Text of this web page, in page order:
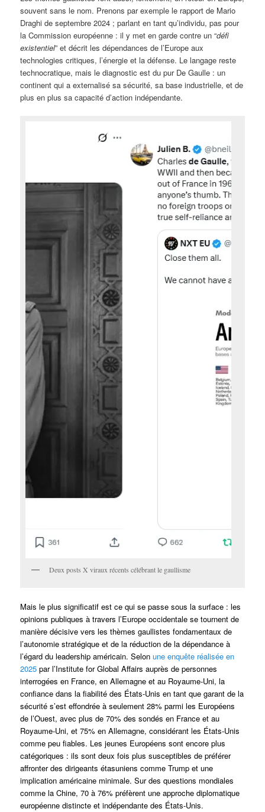
souvent sans le nom. Prenons par exemple le rapport de Mario
Draghi de septembre 2024 ; parlant en tant qu’individu, pas pour
la Commission européenne : il y met en garde contre un “défi
existentiel” et décrit les dépendances de l’Europe aux
technologies critiques, l’énergie et la défense. Le langage reste
technocratique, mais le diagnostic est du pur De Gaulle : un
continent qui a externalisé sa sécurité, sa base industrielle, et de
plus en plus sa capacité d’action indépendante.
Deux posts X viraux récents célébrant le gaullisme
Mais le plus significatif est ce qui se passe sous la surface : les
opinions publiques à travers l’Europe occidentale se tournent de
manière décisive vers les thèmes gaullistes fondamentaux de
l’autonomie stratégique et de la réduction de la dépendance à
l’égard du leadership américain. Selonune enquête réalisée en
2025 par l’Institute for Global Affairs auprès de personnes
interrogées en France, en Allemagne et au Royaume-Uni, la
confiance dans la fiabilité des États-Unis en tant que garant de la
sécurité s’est effondrée à seulement 28% parmi les Européens
de l’Ouest, avec plus de 70% des sondés en France et au
Royaume-Uni, et 75% en Allemagne, considérant les États-Unis
comme peu fiables. Les jeunes Européens sont encore plus
catégoriques : ils sont deux fois plus susceptibles de préférer
affronter des dirigeants étasuniens comme Trump et une
implication américaine minimale. Sur des questions mondiales
comme la Chine, 70 à 76% préfèrent une approche diplomatique
européenne distincte et indépendante des États-Unis.